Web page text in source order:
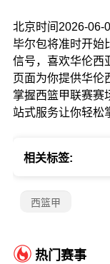
北京时间2026-06-
毕尔包将准时开始
信号，喜欢华伦西
页面为你提供华伦
掌握西篮甲联赛赛
站式服务让你轻松
相关标签:
西篮甲
热门赛事